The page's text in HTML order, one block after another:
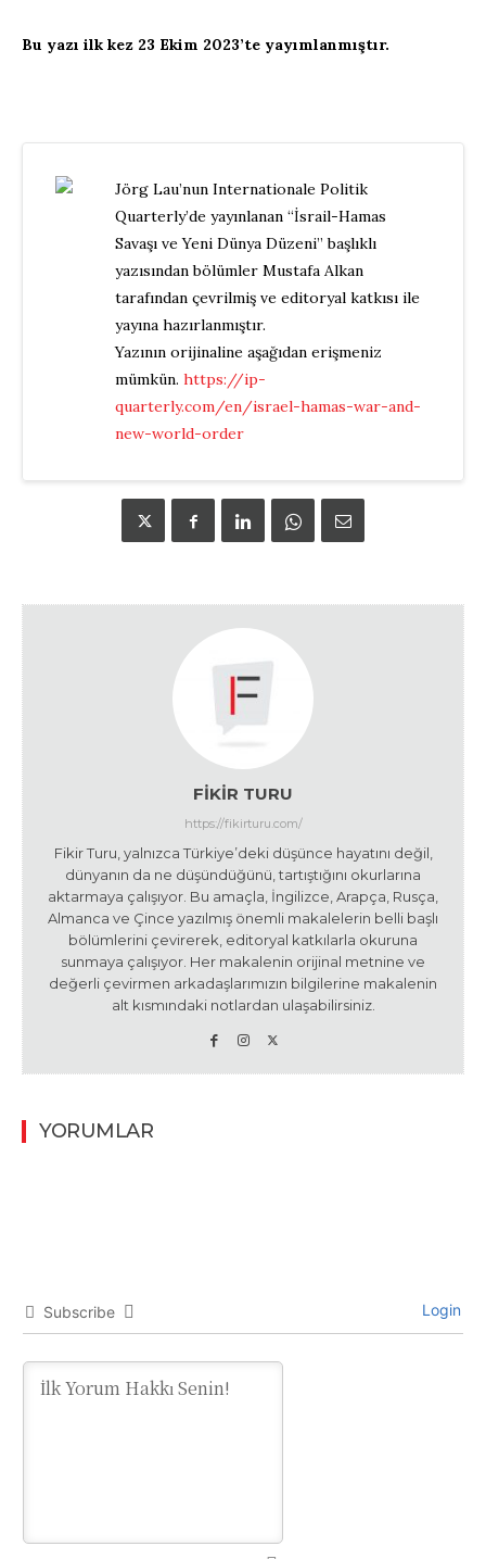
Bu yazı ilk kez 23 Ekim 2023’te yayımlanmıştır.
Jörg Lau’nun Internationale Politik
Quarterly’de yayınlanan “İsrail-Hamas
Savaşı ve Yeni Dünya Düzeni” başlıklı
yazısından bölümler Mustafa Alkan
tarafından çevrilmiş ve editoryal katkısı ile
yayına hazırlanmıştır.
Yazının orijinaline aşağıdan erişmeniz
mümkün. https://ip-
quarterly.com/en/israel-hamas-war-and-
new-world-order
FIKIR TURU
https://fikirturu.com/
Fikir Turu, yalnızca Türkiye’deki düşünce hayatını değil,
dünyanın da ne düşündüğünü, tartıştığını okurlarına
aktarmaya çalışıyor. Bu amaçla, İngilizce, Arapça, Rusça,
Almanca ve Çince yazılmış önemli makalelerin belli başlı
bölümlerini çevirerek, editoryal katkılarla okuruna
sunmaya çalışıyor. Her makalenin orijinal metnine ve
değerli çevirmen arkadaşlarımızın bilgilerine makalenin
alt kısmındaki notlardan ulaşabilirsiniz.
YORUMLAR
Subscribe Login